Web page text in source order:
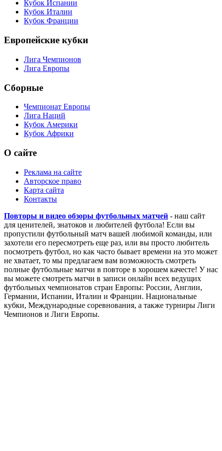
Кубок Испании
Кубок Италии
Кубок Франции
Европейские кубки
Лига Чемпионов
Лига Европы
Сборные
Чемпионат Европы
Лига Наций
Кубок Америки
Кубок Африки
О сайте
Реклама на сайте
Авторское право
Карта сайта
Контакты
Повторы и видео обзоры футбольных матчей - наш сайт
для ценителей, знатоков и любителей футбола! Если вы
пропустили футбольный матч вашей любимой команды, или
захотели его пересмотреть еще раз, или вы просто любитель
посмотреть футбол, но как часто бывает времени на это может
не хватает, то мы предлагаем вам возможность смотреть
полные футбольные матчи в повторе в хорошем качесте! У нас
вы можете смотреть матчи в записи онлайн всех ведущих
футбольных чемпионатов стран Европы: России, Англии,
Германии, Испании, Италии и Франции. Национальные
кубки, Международные соревнования, а также турниры Лиги
Чемпионов и Лиги Европы.